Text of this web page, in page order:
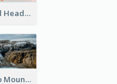
Orange Hiking Email Header For Sport Equipment Store
Blue Mountain Photo Mountain Climb Email Header